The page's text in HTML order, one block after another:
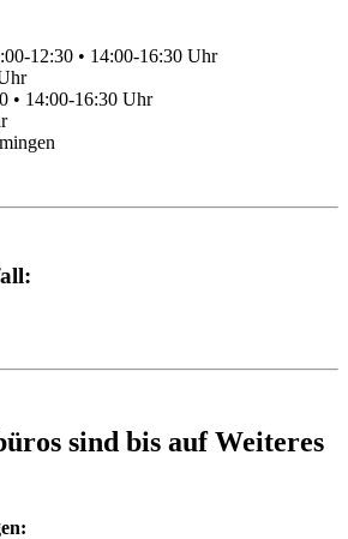
12:30 • 14:00-16:30 Uhr
• 14:00-16:30 Uhr
sind bis auf Weiteres